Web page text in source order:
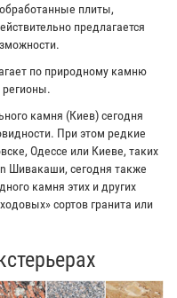
плиты,
предлагается
по природному камню
регионы.
камня (Киев) сегодня
При этом редкие
Одессе или Киеве, таких
Шивакаши, сегодня также
камня этих и других
сортов гранита или